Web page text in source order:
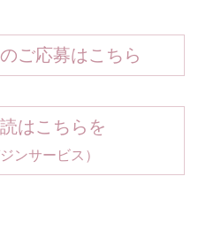
ご応募はこちら
はこちらを
ンサービス）